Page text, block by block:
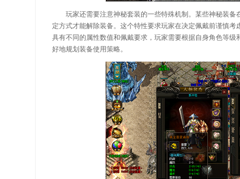
玩家还需要注意神秘套装的一些特殊机制。某些神秘装
定方式才能解除装备。这个特性要求玩家在决定佩戴前谨慎
具有不同的属性数值和佩戴要求，玩家需要根据自身角色等
好地规划装备使用策略。